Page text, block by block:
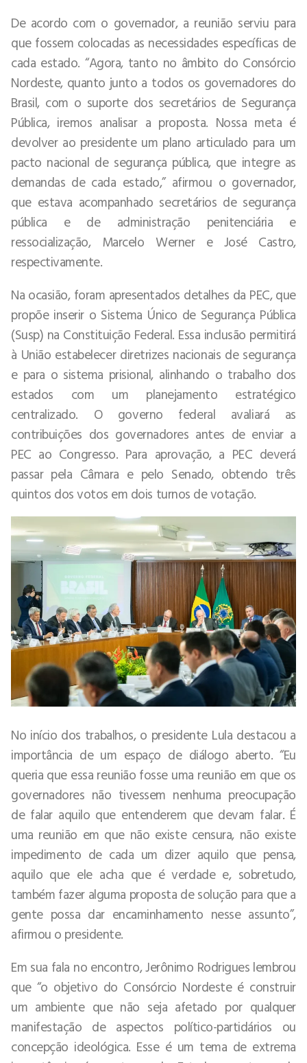
De acordo com o governador, a reunião serviu para
que fossem colocadas as necessidades específicas de
cada estado. “Agora, tanto no âmbito do Consórcio
Nordeste, quanto junto a todos os governadores do
Brasil, com o suporte dos secretários de Segurança
Pública, iremos analisar a proposta. Nossa meta é
devolver ao presidente um plano articulado para um
pacto nacional de segurança pública, que integre as
demandas de cada estado,” afirmou o governador,
que estava acompanhado secretários de segurança
pública e de administração penitenciária e
ressocialização, Marcelo Werner e José Castro,
respectivamente.
Na ocasião, foram apresentados detalhes da PEC, que
propõe inserir o Sistema Único de Segurança Pública
(Susp) na Constituição Federal. Essa inclusão permitirá
à União estabelecer diretrizes nacionais de segurança
e para o sistema prisional, alinhando o trabalho dos
estados com um planejamento estratégico
centralizado. O governo federal avaliará as
contribuições dos governadores antes de enviar a
PEC ao Congresso. Para aprovação, a PEC deverá
passar pela Câmara e pelo Senado, obtendo três
quintos dos votos em dois turnos de votação.
No início dos trabalhos, o presidente Lula destacou a
importância de um espaço de diálogo aberto. “Eu
queria que essa reunião fosse uma reunião em que os
governadores não tivessem nenhuma preocupação
de falar aquilo que entenderem que devam falar. É
uma reunião em que não existe censura, não existe
impedimento de cada um dizer aquilo que pensa,
aquilo que ele acha que é verdade e, sobretudo,
também fazer alguma proposta de solução para que a
gente possa dar encaminhamento nesse assunto”,
afirmou o presidente.
Em sua fala no encontro, Jerônimo Rodrigues lembrou
que “o objetivo do Consórcio Nordeste é construir
um ambiente que não seja afetado por qualquer
manifestação de aspectos político-partidários ou
concepção ideológica. Esse é um tema de extrema